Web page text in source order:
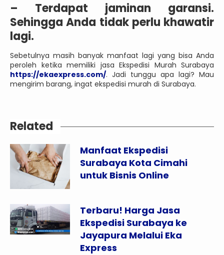
– Terdapat jaminan garansi.
Sehingga Anda tidak perlu khawatir
lagi.
Sebetulnya masih banyak manfaat lagi yang bisa Anda
peroleh ketika memiliki jasa Ekspedisi Murah Surabaya
https://ekaexpress.com/. Jadi tunggu apa lagi? Mau
mengirim barang, ingat ekspedisi murah di Surabaya.
Related
Manfaat Ekspedisi
Surabaya Kota Cimahi
untuk Bisnis Online
Terbaru! Harga Jasa
Ekspedisi Surabaya ke
Jayapura Melalui Eka
Express